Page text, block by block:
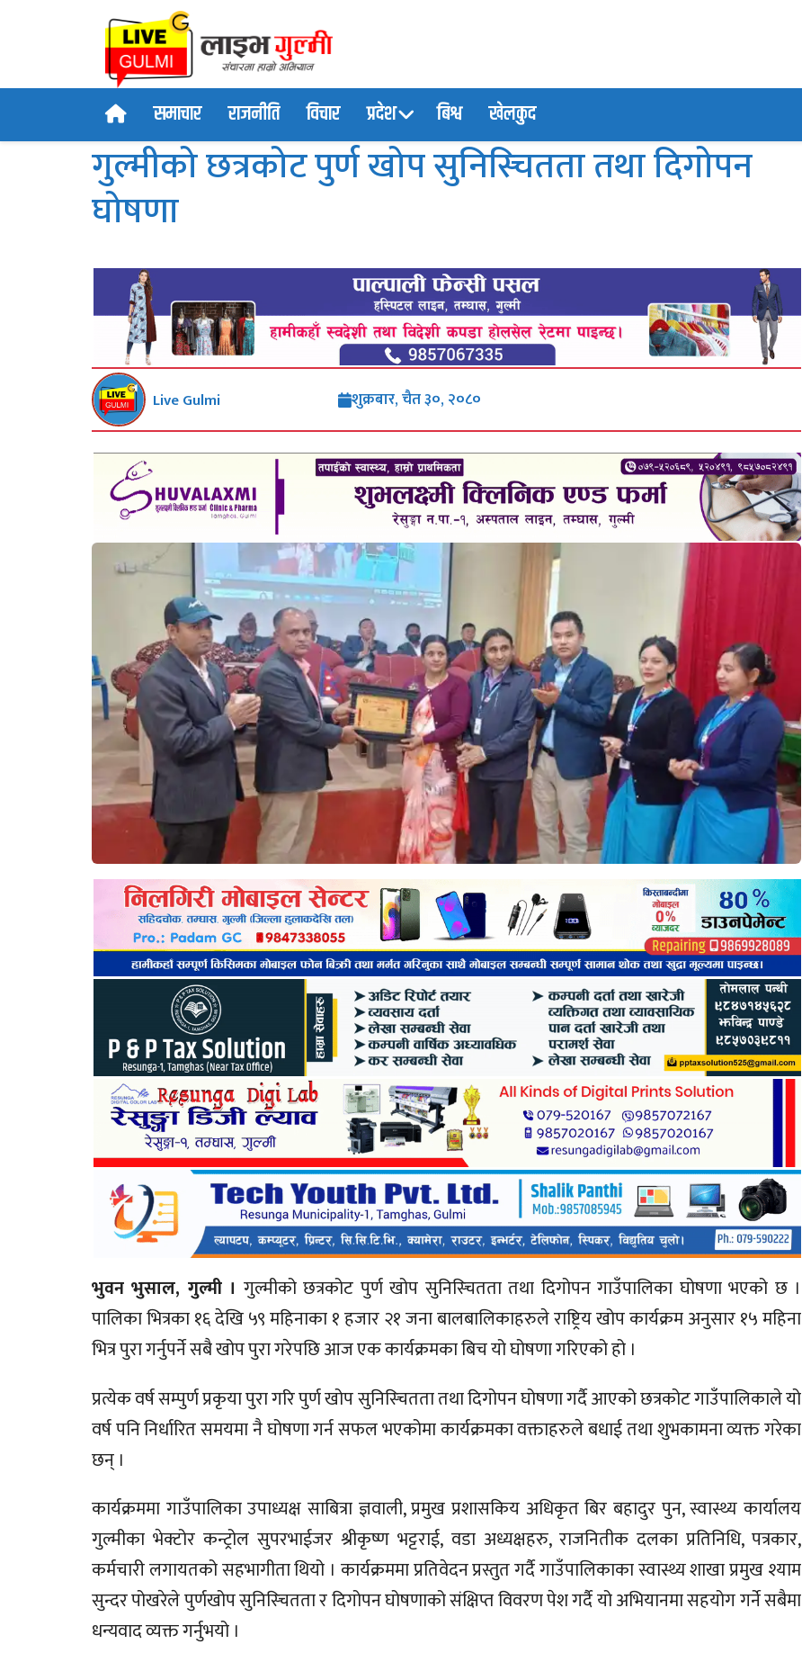
समाचार राजनीति विचार प्रदेश बिश्व खेलकुद
गुल्मीको छत्रकोट पुर्ण खोप सुनिस्चितता तथा दिगोपन
घोषणा
Live Gulmi शुक्रबार, चैत ३०, २०८०
भुवन भुसाल, गुल्मी । गुल्मीको छत्रकोट पुर्ण खोप सुनिस्चितता तथा दिगोपन गाउँपालिका घोषणा भएको छ ।
पालिका भित्रका १६ देखि ५९ महिनाका १ हजार २१ जना बालबालिकाहरुले राष्ट्रिय खोप कार्यक्रम अनुसार १५ महिना
भित्र पुरा गर्नुपर्ने सबै खोप पुरा गरेपछि आज एक कार्यक्रमका बिच यो घोषणा गरिएको हो ।
प्रत्येक वर्ष सम्पुर्ण प्रकृया पुरा गरि पुर्ण खोप सुनिस्चितता तथा दिगोपन घोषणा गर्दै आएको छत्रकोट गाउँपालिकाले यो
वर्ष पनि निर्धारित समयमा नै घोषणा गर्न सफल भएकोमा कार्यक्रमका वक्ताहरुले बधाई तथा शुभकामना व्यक्त गरेका
छन् ।
कार्यक्रममा गाउँपालिका उपाध्यक्ष साबित्रा ज्ञवाली, प्रमुख प्रशासकिय अधिकृत बिर बहादुर पुन, स्वास्थ्य कार्यालय
गुल्मीका भेक्टोर कन्ट्रोल सुपरभाईजर श्रीकृष्ण भट्टराई, वडा अध्यक्षहरु, राजनितीक दलका प्रतिनिधि, पत्रकार,
कर्मचारी लगायतको सहभागीता थियो । कार्यक्रममा प्रतिवेदन प्रस्तुत गर्दै गाउँपालिकाका स्वास्थ्य शाखा प्रमुख श्याम
सुन्दर पोखरेले पुर्णखोप सुनिस्चितता र दिगोपन घोषणाको संक्षिप्त विवरण पेश गर्दै यो अभियानमा सहयोग गर्ने सबैमा
धन्यवाद व्यक्त गर्नुभयो ।